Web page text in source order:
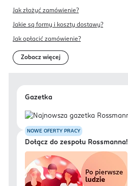
Jak złożyć zamówienie?
Jakie są formy i koszty dostawy?
Jak opłacić zamówienie?
Zobacz więcej
Gazetka
NOWE OFERTY PRACY
Dołącz do zespołu Rossmanna!